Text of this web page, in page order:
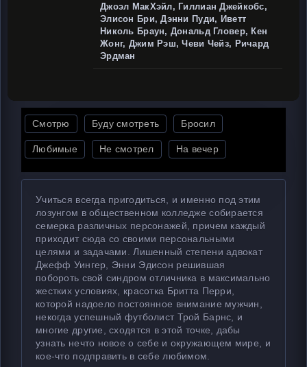
Джоэл МакХэйл, Гиллиан Джейкобс,
Элисон Бри, Дэнни Пуди, Иветт
Николь Браун, Дональд Гловер, Кен
Жонг, Джим Рэш, Чеви Чейз, Ричард
Эрдман
Смотрю Буду смотреть Бросил
Любимые Не смотрел На вечер
Учиться всегда пригодиться, и именно под этим
лозунгом в общественном колледже собирается
семерка различных персонажей, причем каждый
приходит сюда со своими персональными
целями и задачами. Лишенный степени адвокат
Джефф Уингер, Энни Эдисон решившая
побороть свой синдром отличника в максимально
жестких условиях, красотка Бритта Перри,
которой надоело постоянное внимание мужчин,
некогда успешный футболист Трой Барнс, и
многие другие, сходятся в этой точке, дабы
узнать нечто новое о себе и окружающем мире, и
кое-что подправить в себе любимом.